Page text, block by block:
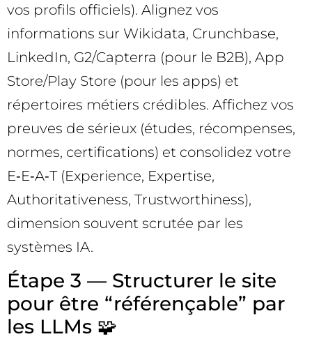
vos profils officiels). Alignez vos
informations sur Wikidata, Crunchbase,
LinkedIn, G2/Capterra (pour le B2B), App
Store/Play Store (pour les apps) et
répertoires métiers crédibles. Affichez vos
preuves de sérieux (études, récompenses,
normes, certifications) et consolidez votre
E‑E‑A‑T (Experience, Expertise,
Authoritativeness, Trustworthiness),
dimension souvent scrutée par les
systèmes IA.
Étape 3 — Structurer le site
pour être “référençable” par
les LLMs 🧩